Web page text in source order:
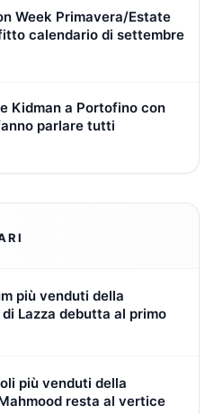
Week Primavera/Estate
calendario di settembre
Kidman a Portofino con
parlare tutti
più venduti della
Lazza debutta al primo
più venduti della
resta al vertice